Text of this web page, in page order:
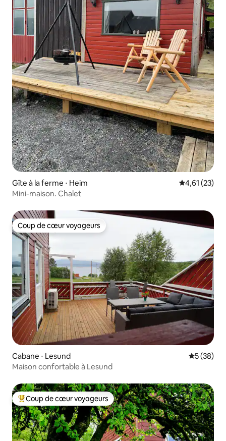
Gîte à la ferme ⋅ Heim Évaluation
4,61 (23)
Mini-maison. Chalet
Coup de cœur voyageurs
Coup de cœur voyageurs
Cabane ⋅ Lesund
5 (38)
Maison confortable à Lesund
Coups de cœur voyageurs les plus appréciés
Coup de cœur voyageurs